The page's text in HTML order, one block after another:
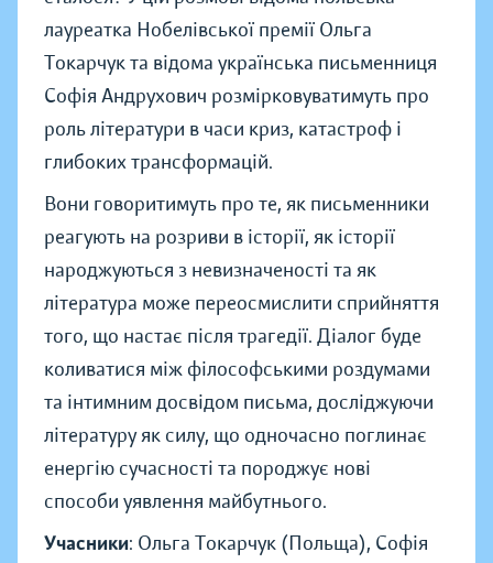
лауреатка Нобелівської премії Ольга
Токарчук та відома українська письменниця
Софія Андрухович розмірковуватимуть про
роль літератури в часи криз, катастроф і
глибоких трансформацій.
Вони говоритимуть про те, як письменники
реагують на розриви в історії, як історії
народжуються з невизначеності та як
література може переосмислити сприйняття
того, що настає після трагедії. Діалог буде
коливатися між філософськими роздумами
та інтимним досвідом письма, досліджуючи
літературу як силу, що одночасно поглинає
енергію сучасності та породжує нові
способи уявлення майбутнього.
Учасники: Ольга Токарчук (Польща), Софія